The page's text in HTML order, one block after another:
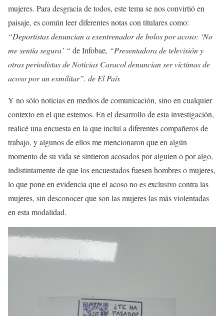
mujeres. Para desgracia de todos, este tema se nos convirtió en
paisaje, es común leer diferentes notas con titulares como:
“Deportistas denuncian a exentrenador de bolos por acoso: ‘No
me sentía segura’ “ de Infobae, “Presentadora de televisión y
otras periodistas de Noticias Caracol denuncian ser víctimas de
acoso por un exmilitar”. de El País
Y no sólo noticias en medios de comunicación, sino en cualquier
contexto en el que estemos. En el desarrollo de esta investigación,
realicé una encuesta en la que incluí a diferentes compañeros de
trabajo, y algunos de ellos me mencionaron que en algún
momento de su vida se sintieron acosados por alguien o por algo,
indistintamente de que los encuestados fuesen hombres o mujeres,
lo que pone en evidencia que el acoso no es exclusivo contra las
mujeres, sin desconocer que son las mujeres las más violentadas
en esta modalidad.